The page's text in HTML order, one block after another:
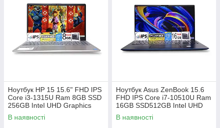
Ноутбук HP 15 15.6" FHD IPS
Сore i3-1315U Ram 8GB SSD
256GB Intel UHD Graphics
В наявності
Ноутбук Asus ZenBook 15.6
FHD IPS Core i7-10510U Ram
16GB SSD512GB Intel UHD
Graphics
В наявності